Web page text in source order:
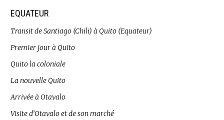
EQUATEUR
Transit de Santiago (Chili) à Quito (Equateur)
Premier jour à Quito
Quito la coloniale
La nouvelle Quito
Arrivée à Otavalo
Visite d’Otavalo et de son marché